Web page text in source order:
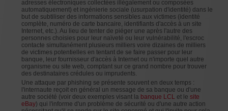
adresses électroniques collectées illégalement ou composées
automatiquement) et ingénierie sociale (usurpation d'identité) dans le
but de subtiliser des informations sensibles aux victimes (identité
complète, numéro de carte bancaire, identifiants d'accès à un site
Internet, etc.). Au lieu de tenter de piéger une après l'autre des
personnes choisies pour leur naïveté ou leur vulnérabilité, l'escroc
contacte simultanément plusieurs milliers voire dizaines de milliers
de victimes potentielles en tentant de se faire passer pour leur
banque, leur fournisseur d'accès à Internet ou n'importe quel autre
organisme ou site web, comptant sur ce grand nombre pour trouver
des destinataires crédules ou imprudents.
Une attaque par phishing se présente souvent en deux temps :
l'internaute reçoit en général un message de sa banque ou d'une
autre société (voir deux exemples visant la banque LCL et le site
eBay) qui l'informe d'un problème de sécurité ou d'une autre action